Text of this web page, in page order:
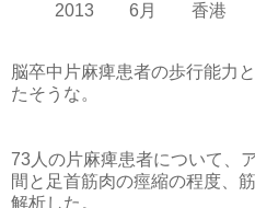
2013 6月 香港
脳卒中片麻痺患者の歩行能力
たそうな。
73人の片麻痺患者について、
間と足首筋肉の痙縮の程度、
解析した。